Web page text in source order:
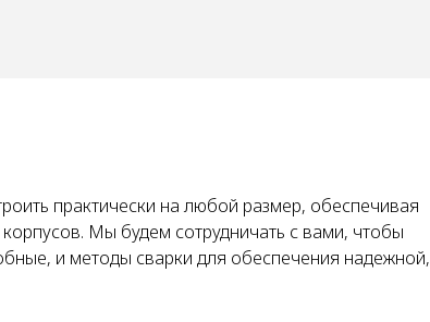
практически на любой размер, обеспечивая
Мы будем сотрудничать с вами, чтобы
и методы сварки для обеспечения надежной,